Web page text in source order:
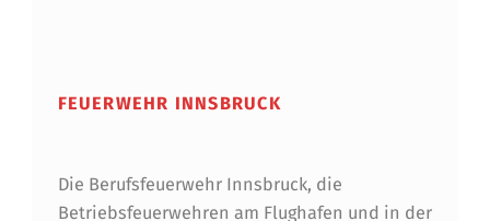
D
N
FEUERWEHR INNSBRUCK
Die Berufsfeuerwehr Innsbruck, die
Betriebsfeuerwehren am Flughafen und in der